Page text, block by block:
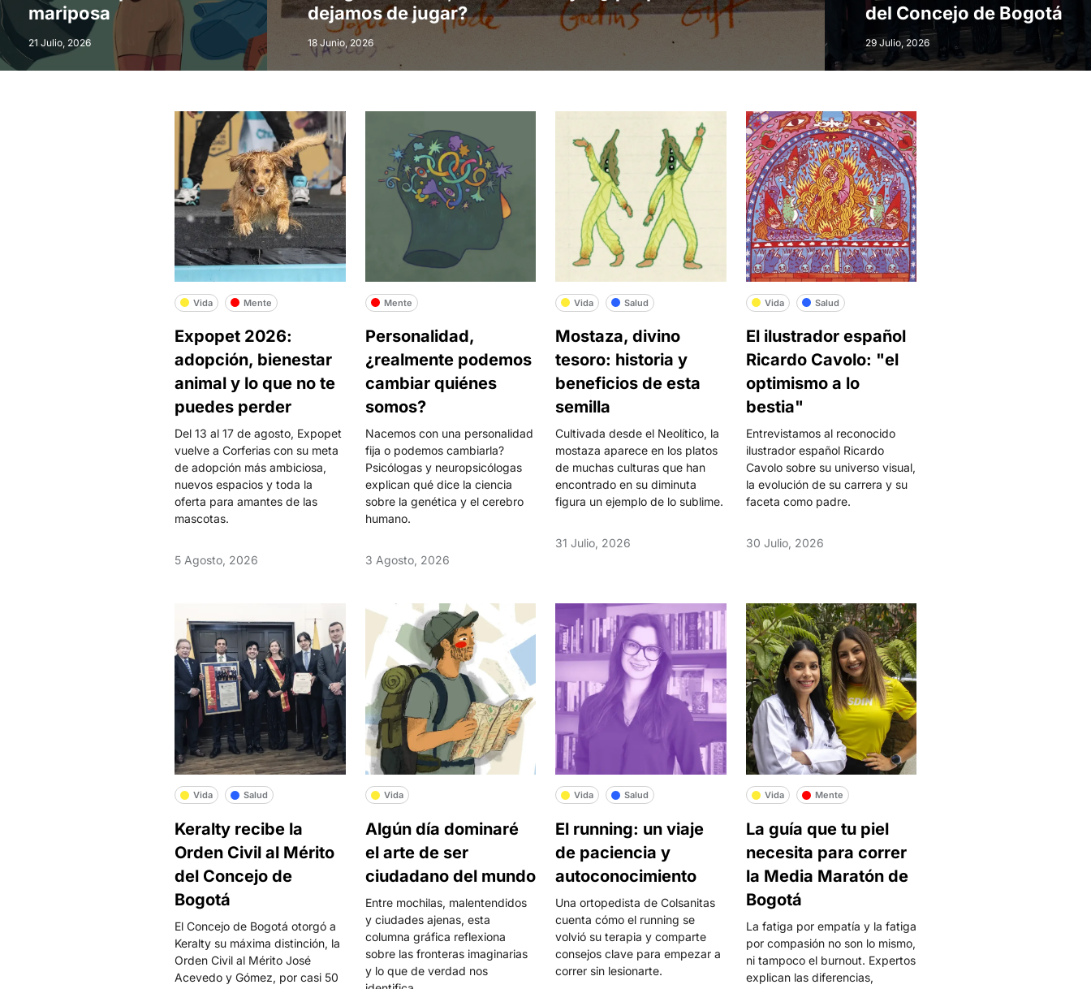
mariposa
21 Julio, 2026
dejamos de jugar?
18 Junio, 2026
del Concejo de Bogotá
29 Julio, 2026
Vida Mente
Expopet 2026:
adopción, bienestar
animal y lo que no te
puedes perder
Del 13 al 17 de agosto, Expopet
vuelve a Corferias con su meta
de adopción más ambiciosa,
nuevos espacios y toda la
oferta para amantes de las
mascotas.
5 Agosto, 2026
Mente
Personalidad,
¿realmente podemos
cambiar quiénes
somos?
Nacemos con una personalidad
fija o podemos cambiarla?
Psicólogas y neuropsicólogas
explican qué dice la ciencia
sobre la genética y el cerebro
humano.
3 Agosto, 2026
Vida Salud
Mostaza, divino
tesoro: historia y
beneficios de esta
semilla
Cultivada desde el Neolítico, la
mostaza aparece en los platos
de muchas culturas que han
encontrado en su diminuta
figura un ejemplo de lo sublime.
31 Julio, 2026
Vida Salud
El ilustrador español
Ricardo Cavolo: "el
optimismo a lo
bestia"
Entrevistamos al reconocido
ilustrador español Ricardo
Cavolo sobre su universo visual,
la evolución de su carrera y su
faceta como padre.
30 Julio, 2026
Vida Salud
Keralty recibe la
Orden Civil al Mérito
del Concejo de
Bogotá
El Concejo de Bogotá otorgó a
Keralty su máxima distinción, la
Orden Civil al Mérito José
Acevedo y Gómez, por casi 50
Vida
Algún día dominaré
el arte de ser
ciudadano del mundo
Entre mochilas, malentendidos
y ciudades ajenas, esta
columna gráfica reflexiona
sobre las fronteras imaginarias
y lo que de verdad nos
Vida Salud
El running: un viaje
de paciencia y
autoconocimiento
Una ortopedista de Colsanitas
cuenta cómo el running se
volvió su terapia y comparte
consejos clave para empezar a
correr sin lesionarte.
Vida Mente
La guía que tu piel
necesita para correr
la Media Maratón de
Bogotá
La fatiga por empatía y la fatiga
por compasión no son lo mismo,
ni tampoco el burnout. Expertos
explican las diferencias,